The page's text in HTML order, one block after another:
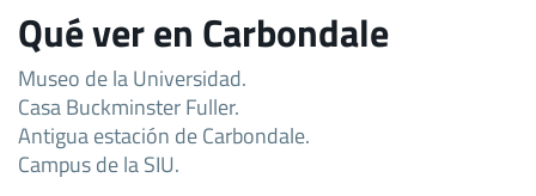
Qué ver en Carbondale
Museo de la Universidad.
Casa Buckminster Fuller.
Antigua estación de Carbondale.
Campus de la SIU.